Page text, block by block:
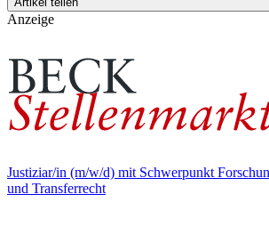
Anzeige
Justiziar/in (m/w/d) mit Schwerpunkt
und Transferrecht